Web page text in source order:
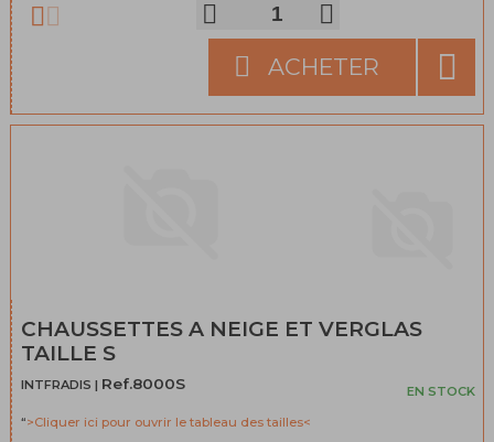
Norme EN 16662-1. Facile à mettre en place. Aucun dommage aux roues.
Comportement sans vibration ni bruit. Légères, faciles à manipuler et à
transporter. Produits conçus pour résister à des conditions externes et
n’ont pas besoin d’être retirés lorsque l’on traverse des portions
alternants neige, glace et asphalte. Composition: 100% Polyolefin.
>Cliquez pour tout savoir sur la loi montagne<“
ACHETER
CHAUSSETTES A NEIGE ET VERGLAS
TAILLE S
INTFRADIS | Ref.8000S EN STOCK
“>Cliquer ici pour ouvrir le tableau des tailles<